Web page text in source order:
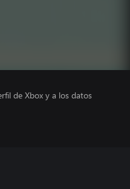
de Xbox y a los datos